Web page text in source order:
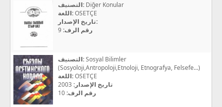
التصنيف: Diğer Konular
اللغة:OSETÇE
تاريخ الإصدار:
رقم الرف:
التصنيف:Sosyal Bilimler
(Sosyoloji,Antropoloji,Etnoloji, Etnografya, Felsefe...)
اللغة:OSETÇE
تاريخ الإصدار:
رقم الرف: